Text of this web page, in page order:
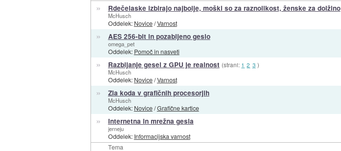
Tema
» Rdečelaske izbirajo najbolje, moški so za raznolikost, ženske za dolžino
McHusch
Oddelek: Novice/Varnost
» AES 256-bit in pozabljeno geslo
omega_pet
Oddelek: Pomoč in nasveti
» Razbijanje gesel z GPU je realnost (strani: 1 2 3 )
McHusch
Oddelek: Novice/Varnost
» Zla koda v grafičnih procesorjih
McHusch
Oddelek: Novice/Grafične kartice
» Internetna in mrežna gesla
jerneju
Oddelek: Informacijska varnost